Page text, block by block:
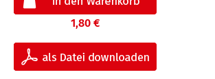
1,80 €